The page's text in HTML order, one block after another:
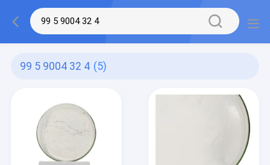
99 5 9004 32 4 (5)